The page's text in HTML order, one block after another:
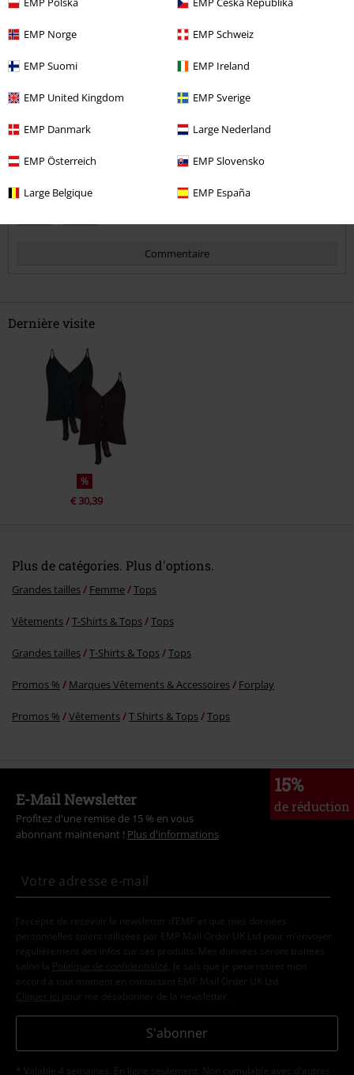
EMP Norge EMP Schweiz
EMP Suomi EMP Ireland
EMP United Kingdom EMP Sverige
EMP Danmark Large Nederland
EMP Österreich EMP Slovensko
Large Belgique EMP España
Design
Coupe
Largeur
Longueur
Trop court
Parfait
avis vérifié
Commentaire
Envoyer le commentaire
Dernière visite
%
€ 30,39
Plus de catégories. Plus d'options.
Grandes tailles Femme Tops
Vêtements T-Shirts & Tops Tops
Grandes tailles T-Shirts & Tops Tops
Promos % Marques Vêtements & Accessoires Forplay
Promos % Vêtements T Shirts & Tops Tops
15%
de réduction
E-Mail Newsletter
Profitez d'une remise de 15 % en vous
abonnant maintenant ! Plus d'informations
J’accepte de recevoir la newsletter d’EMP et que mes données
personnelles soient utilisées par EMP Mail Order UK Ltd pour m’envoyer
régulièrement des infos sur ses produits. Mes données seront traitées
selon la
Politique de confidentialité . Je sais que je peux retirer mon
accord à tout moment en contactant EMP Mail Order UK Ltd.
Cliquer ici pour me désabonner de la newsletter.
S'abonner
* Valable 4 semaines. En ligne seulement. Non cumulable avec d'autres